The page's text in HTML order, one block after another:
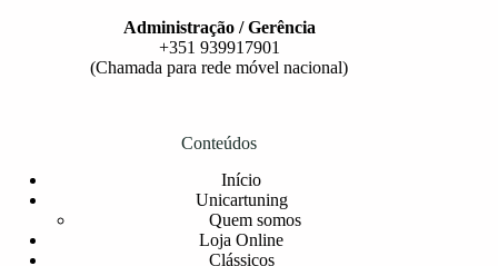
Administração / Gerência
+351 939917901
(Chamada para rede móvel nacional)
Conteúdos
Início
Unicartuning
Quem somos
Loja Online
Clássicos